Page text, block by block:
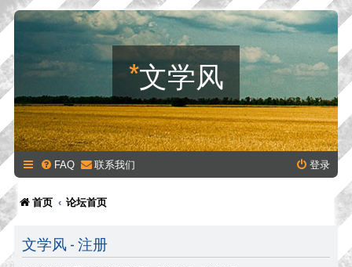
*文学风
FAQ 联系我们 登录
首页 论坛首页
文学风 - 注册